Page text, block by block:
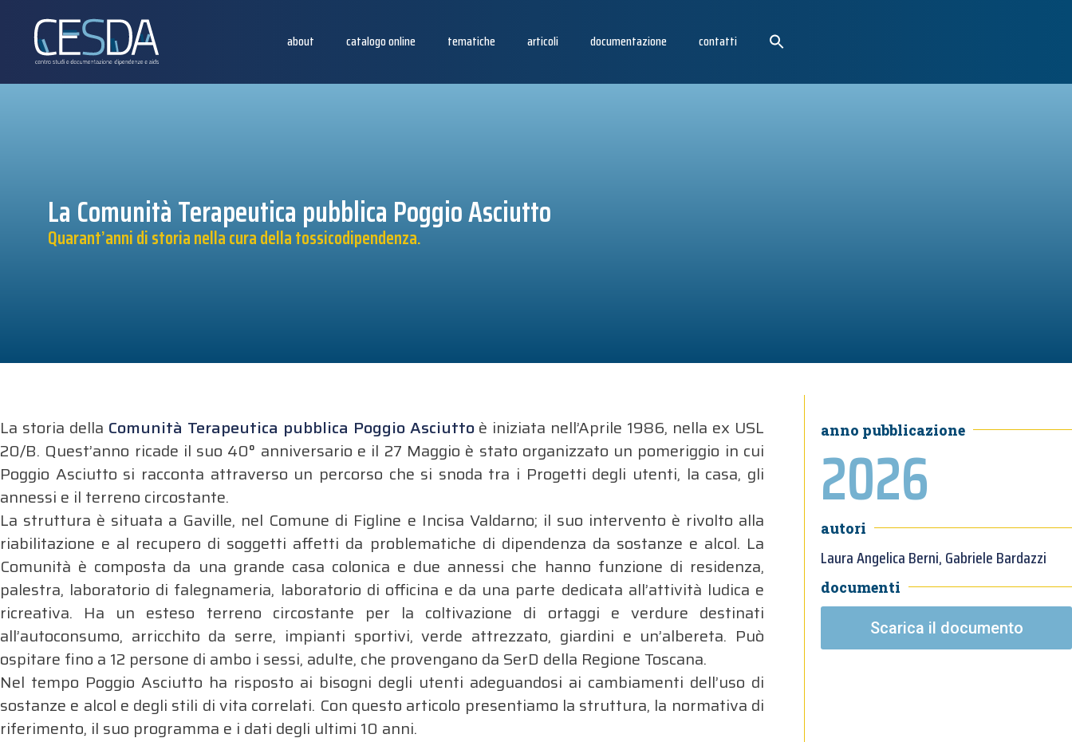
about catalogo online tematiche articoli documentazione contatti
La Comunità Terapeutica pubblica Poggio Asciutto
Quarant’anni di storia nella cura della tossicodipendenza.
La storia della Comunità Terapeutica pubblica Poggio Asciuttoè iniziata nell’Aprile 1986, nella ex USL
20/B. Quest’anno ricade il suo 40° anniversario e il 27 Maggio è stato organizzato un pomeriggio in cui
Poggio Asciutto si racconta attraverso un percorso che si snoda tra i Progetti degli utenti, la casa, gli
annessi e il terreno circostante.
La struttura è situata a Gaville, nel Comune di Figline e Incisa Valdarno; il suo intervento è rivolto alla
riabilitazione e al recupero di soggetti affetti da problematiche di dipendenza da sostanze e alcol. La
Comunità è composta da una grande casa colonica e due annessi che hanno funzione di residenza,
palestra, laboratorio di falegnameria, laboratorio di officina e da una parte dedicata all’attività ludica e
ricreativa. Ha un esteso terreno circostante per la coltivazione di ortaggi e verdure destinati
all’autoconsumo, arricchito da serre, impianti sportivi, verde attrezzato, giardini e un’albereta. Può
ospitare fino a 12 persone di ambo i sessi, adulte, che provengano da SerD della Regione Toscana.
Nel tempo Poggio Asciutto ha risposto ai bisogni degli utenti adeguandosi ai cambiamenti dell’uso di
sostanze e alcol e degli stili di vita correlati. Con questo articolo presentiamo la struttura, la normativa di
riferimento, il suo programma e i dati degli ultimi 10 anni.
anno pubblicazione
2026
autori
Laura Angelica Berni, Gabriele Bardazzi
documenti
Scarica il documento